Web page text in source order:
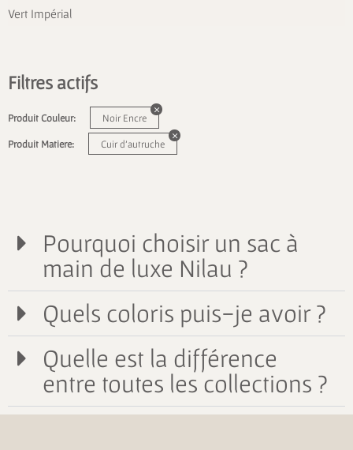
Vert Impérial
Filtres actifs
Produit Couleur: Noir Encre
Produit Matiere: Cuir d'autruche
Pourquoi choisir un sac à
main de luxe Nilau ?
Quels coloris puis-je avoir ?
Quelle est la différence
entre toutes les collections ?